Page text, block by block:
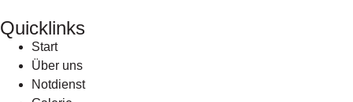
Quicklinks
Start
Über uns
Notdienst